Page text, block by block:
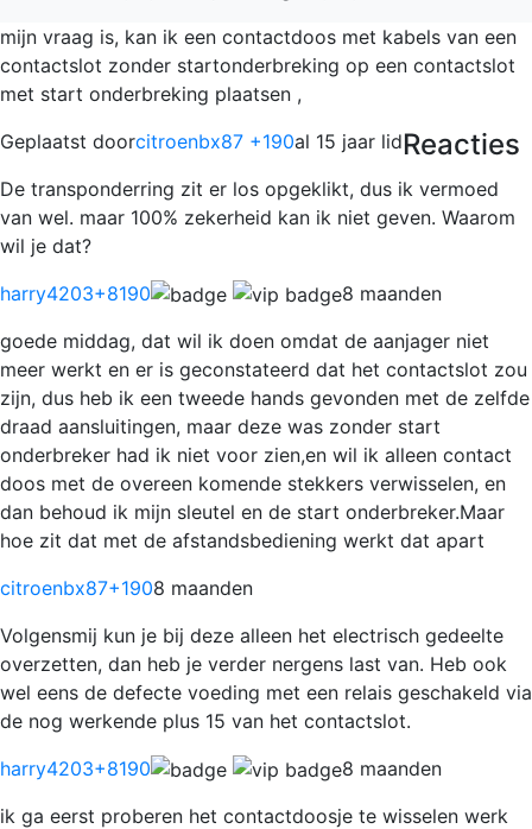
mijn vraag is, kan ik een contactdoos met kabels van een
contactslot zonder startonderbreking op een contactslot
met start onderbreking plaatsen ,
Geplaatst doorcitroenbx87 +190al 15 jaar lidReacties
De transponderring zit er los opgeklikt, dus ik vermoed
van wel. maar 100% zekerheid kan ik niet geven. Waarom
wil je dat?
harry4203+8190
8 maanden
goede middag, dat wil ik doen omdat de aanjager niet
meer werkt en er is geconstateerd dat het contactslot zou
zijn, dus heb ik een tweede hands gevonden met de zelfde
draad aansluitingen, maar deze was zonder start
onderbreker had ik niet voor zien,en wil ik alleen contact
doos met de overeen komende stekkers verwisselen, en
dan behoud ik mijn sleutel en de start onderbreker.Maar
hoe zit dat met de afstandsbediening werkt dat apart
citroenbx87+1908 maanden
Volgensmij kun je bij deze alleen het electrisch gedeelte
overzetten, dan heb je verder nergens last van. Heb ook
wel eens de defecte voeding met een relais geschakeld via
de nog werkende plus 15 van het contactslot.
harry4203+8190
8 maanden
ik ga eerst proberen het contactdoosje te wisselen werk